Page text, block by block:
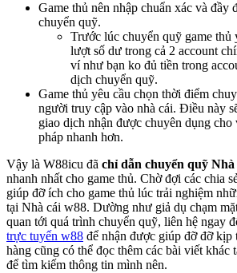
Game thủ nên nhập chuẩn xác và đầy
chuyển quỹ.
Trước lúc chuyển quỹ game thủ
lượt số dư trong cả 2 account
ví như bạn ko đủ tiền trong
dịch chuyển quỹ.
Game thủ yêu cầu chọn thời điểm
người truy cập vào nhà cái. Điều này
giao dịch nhận được chuyên dụng
pháp nhanh hơn.
Vậy là W88icu đã chỉ dẫn chuyển quỹ Nhà
nhanh nhất cho game thủ. Chờ đợi các chia
giúp đỡ ích cho game thủ lúc trải nghiệm
tại Nhà cái w88. Dường như giả dụ chạm
quan tới quá trình chuyển quỹ, liên hệ ngay
trực tuyến w88 để nhận được giúp đỡ đỡ
hàng cũng có thể đọc thêm các bài viết
để tìm kiếm thông tin mình nên.